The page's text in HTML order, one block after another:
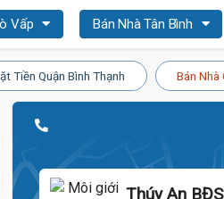
Vấp Bán Nhà Tân Bình
Tiền Quận Bình Thạnh Bán Nhà
Thúy An BĐS